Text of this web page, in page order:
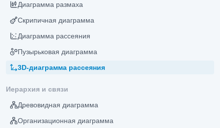
Диаграмма размаха
Скрипичная диаграмма
Диаграмма рассеяния
Пузырьковая диаграмма
3D-диаграмма рассеяния
Иерархия и связи
Древовидная диаграмма
Организационная диаграмма